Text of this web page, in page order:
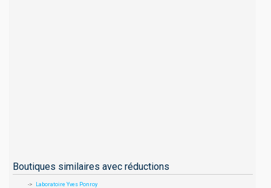
Boutiques similaires avec réductions
Laboratoire Yves Ponroy